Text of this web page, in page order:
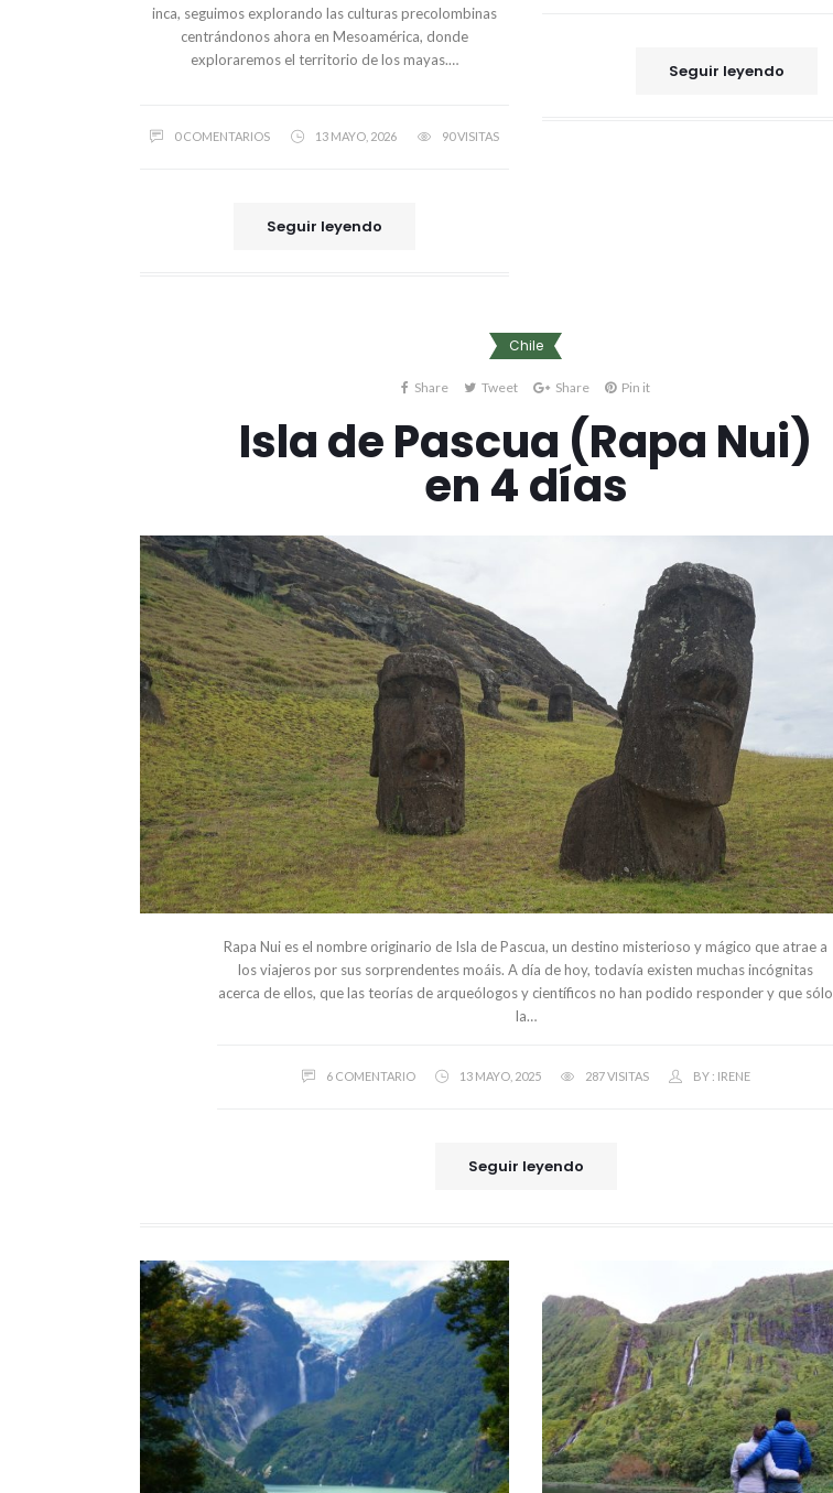
inca, seguimos explorando las culturas precolombinas
centrándonos ahora en Mesoamérica, donde
exploraremos el territorio de los mayas.…
0 COMENTARIOS 13 MAYO, 2026 90 VISITAS
Seguir leyendo
Seguir leyendo
Chile
Share Tweet Share Pin it
Isla de Pascua (Rapa Nui)
en 4 días
Rapa Nui es el nombre originario de Isla de Pascua, un destino misterioso y mágico que atrae a
los viajeros por sus sorprendentes moáis. A día de hoy, todavía existen muchas incógnitas
acerca de ellos, que las teorías de arqueólogos y científicos no han podido responder y que sólo
la…
6 COMENTARIO 13 MAYO, 2025 287 VISITAS BY : IRENE
Seguir leyendo